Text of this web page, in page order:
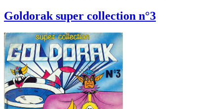
Goldorak super collection n°3